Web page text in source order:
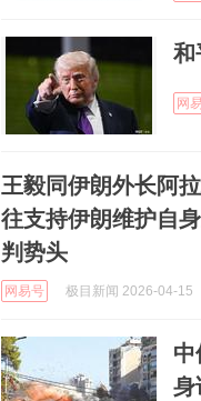
和
网
王毅同伊朗外长阿
往支持伊朗维护自
判势头
网易号 极目新闻 2026-04-15
中
身